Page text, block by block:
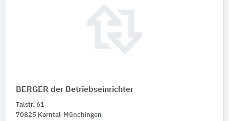
BERGER der Betriebseinrichter
Talstr. 61
70825 Korntal-Münchingen